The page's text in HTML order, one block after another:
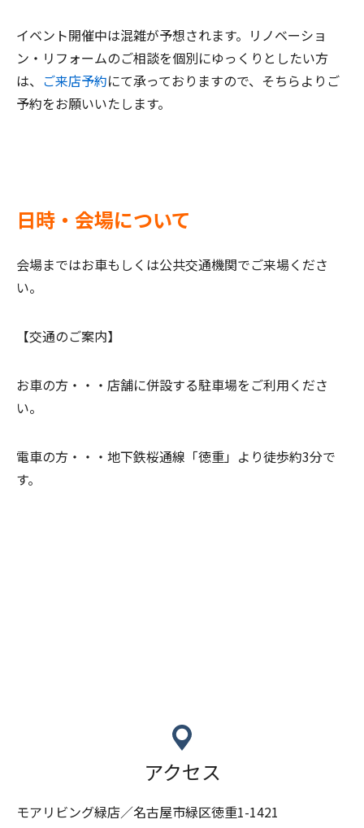
イベント開催中は混雑が予想されます。リノベーショ
ン・リフォームのご相談を個別にゆっくりとしたい方
は、 ご来店予約にて承っておりますので、そちらよりご
予約をお願いいたします。
日時・会場について
会場まではお車もしくは公共交通機関でご来場くださ
い。
【交通のご案内】
お車の方・・・ 店舗に併設する駐車場をご利用くださ
い。
電車の方・・・ 地下鉄桜通線「徳重」より徒歩約3分で
す。
アクセス
モアリビング緑店／名古屋市緑区徳重1-1421